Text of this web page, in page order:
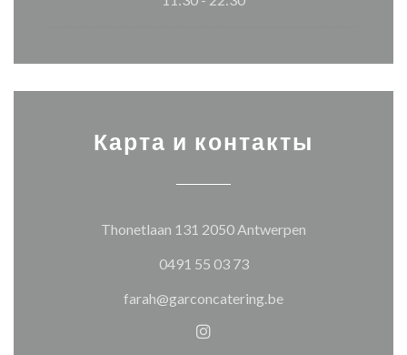
Карта и контакты
Thonetlaan 131 2050 Antwerpen
0491 55 03 73
farah@garconcatering.be
Instagram ((открывается в